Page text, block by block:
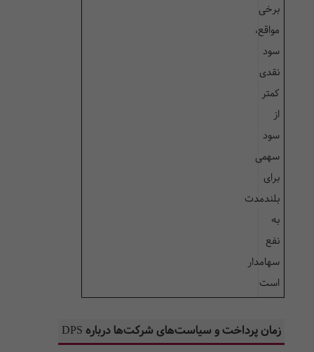
برخی
مواقع،
سود
نقدی
کمتر
از
سود
سهمی
برای
بلندمدت
به
نفع
سهامدار
است
زمان پرداخت و سیاست‌های شرکت‌ها درباره DPS